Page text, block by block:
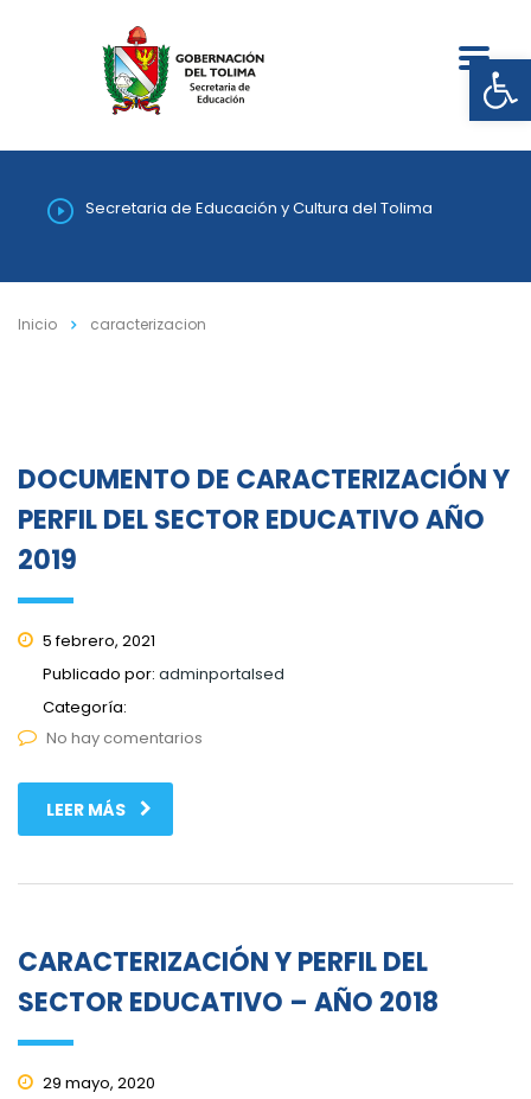
Secretaria de Educación y Cultura del Tolima
Inicio caracterizacion
DOCUMENTO DE CARACTERIZACIÓN Y
PERFIL DEL SECTOR EDUCATIVO AÑO
2019
5 febrero, 2021
Publicado por: adminportalsed
Categoría:
No hay comentarios
LEER MÁS
CARACTERIZACIÓN Y PERFIL DEL
SECTOR EDUCATIVO – AÑO 2018
29 mayo, 2020